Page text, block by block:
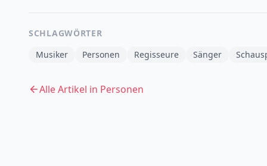
SCHLAGWÖRTER
Musiker
Personen Regisseure Sänger
Alle Artikel in Personen